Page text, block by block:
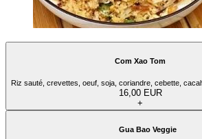
Com Xao Tom
Riz sauté, crevettes, oeuf, soja, coriandre, cebette,
16,00 EUR
+
Gua Bao Veggie